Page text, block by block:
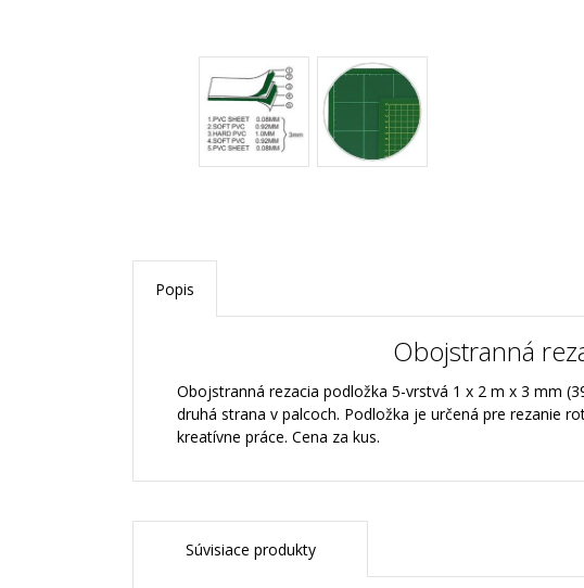
Popis
Obojstranná
Obojstranná rezacia podložka 5-vrstvá 1 x 2 m x 3 mm
druhá strana v palcoch. Podložka je určená pre rezanie
kreatívne práce. Cena za kus.
Súvisiace produkty